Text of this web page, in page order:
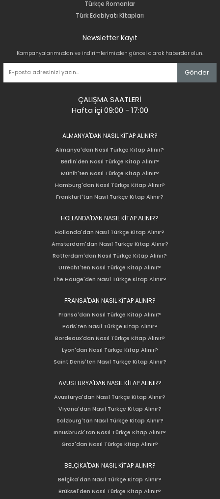
Türkçe Romanlar
Türk Edebiyatı Kitapları
Newsletter Kayıt
Kampanyalarımızdan ve indirimlerimizden güncel olarak haberdar olun.
Gönder
ÇALIŞMA SAATLERİ
Hafta içi 09:00 - 17:00
ALMANYA'DAN NASIL KİTAP ALINIR?
Almanya'dan Nasıl Türkçe Kitap Alınır?
Berlin'den Nasıl Türkçe Kitap Alınır?
Münih'ten Nasıl Türkçe Kitap Alınır?
Hamburg'dan Nasıl Türkçe Kitap Alınır?
Frankfurt'tan Nasıl Türkçe Kitap Alınır?
HOLLANDA'DAN NASIL KİTAP ALINIR?
Hollanda'dan Nasıl Türkçe Kitap Alınır?
Amsterdam'dan Nasıl Türkçe Kitap Alınır?
Rotterdam'dan Nasıl Türkçe Kitap Alınır?
Utrecht'ten Nasıl Türkçe Kitap Alınır?
The Hauge'den Nasıl Türkçe Kitap Alınır?
FRANSA'DAN NASIL KİTAP ALINIR?
Fransa'dan Nasıl Türkçe Kitap Alınır?
Paris'ten Nasıl Türkçe Kitap Alınır?
Bordeaux'dan Nasıl Türkçe Kitap Alınır?
Lyon'dan Nasıl Türkçe Kitap Alınır?
Saint Denis'ten Nasıl Türkçe Kitap Alınır?
AVUSTURYA'DAN NASIL KİTAP ALINIR?
Avusturya'dan Nasıl Türkçe Kitap Alınır?
Viyana'dan Nasıl Türkçe Kitap Alınır?
Salzburg'tan Nasıl Türkçe Kitap Alınır?
Innusbruck'tan Nasıl Türkçe Kitap Alınır?
Graz'dan Nasıl Türkçe Kitap Alınır?
BELÇİKA'DAN NASIL KİTAP ALINIR?
Belçika'dan Nasıl Türkçe Kitap Alınır?
Brüksel'den Nasıl Türkçe Kitap Alınır?